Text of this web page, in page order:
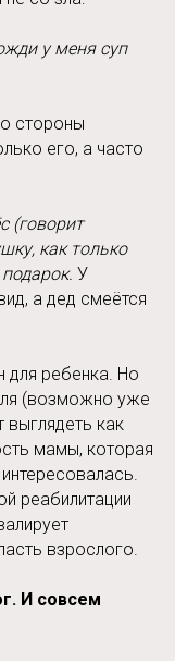
у меня суп
стороны
его, а часто
(говорит
как только
У
а дед смеётся
для ребенка. Но
(возможно уже
как
мамы, которая
реабилитации
взрослого.
И совсем